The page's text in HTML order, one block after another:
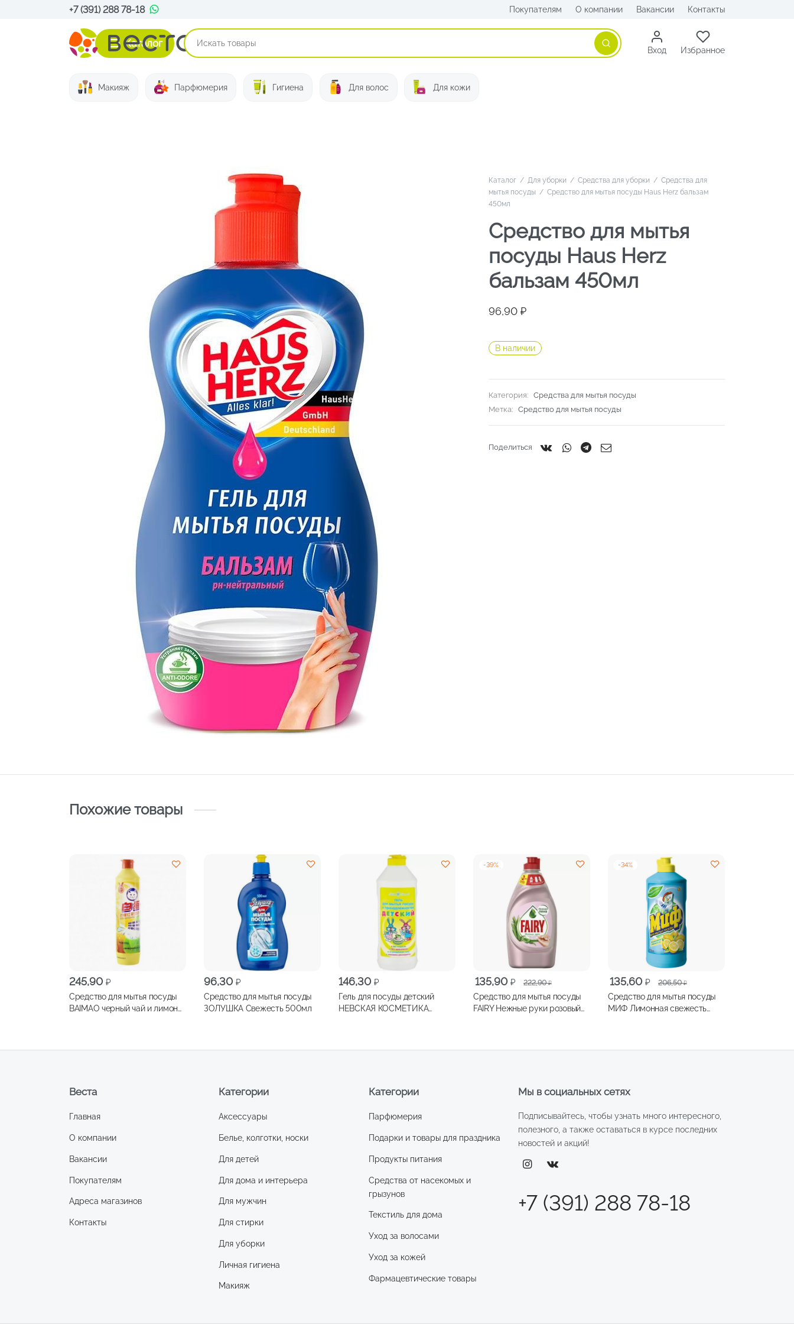
+7 (391) 288 78-18 Покупателям О компании Вакансии Контакты
Каталог
Поиск
Вход Избранное
Макияж Парфюмерия Гигиена Для волос Для кожи
Каталог / Для уборки / Средства для уборки / Средства для
мытья посуды / Средство для мытья посуды Haus Herz бальзам
450мл
Средство для мытья
посуды Haus Herz
бальзам 450мл
96,90 ₽
В наличии
Категория: Средства для мытья посуды
Метка: Средство для мытья посуды
Поделиться
Похожие товары
245,90 ₽
Средство для мытья посуды
BAIMAO черный чай и лимон
96,30 ₽
Средство для мытья посуды
ЗОЛУШКА Свежесть 500мл
146,30 ₽
Гель для посуды детский
НЕВСКАЯ КОСМЕТИКА
-39%
222,90₽
Первоначальная
цена
составляла
135,90 ₽
Текущая
цена:
135,90 ₽.
Средство для мытья посуды
FAIRY Нежные руки розовый
-34%
206,50₽
Первоначальная
цена
составляла
135,60 ₽
Текущая
цена:
135,60 ₽.
Средство для мытья посуды
МИФ Лимонная свежесть
Мы в социальных сетях
Подписывайтесь, чтобы узнать много интересного,
полезного, а также оставаться в курсе последних
новостей и акций!
+7 (391) 288 78-18
Категории
Аксессуары
Белье, колготки, носки
Для детей
Для дома и интерьера
Для мужчин
Для стирки
Для уборки
Личная гигиена
Макияж
Категории
Парфюмерия
Подарки и товары для праздника
Продукты питания
Средства от насекомых и
грызунов
Текстиль для дома
Уход за волосами
Уход за кожей
Фармацевтические товары
Веста
Главная
О компании
Вакансии
Покупателям
Адреса магазинов
Контакты